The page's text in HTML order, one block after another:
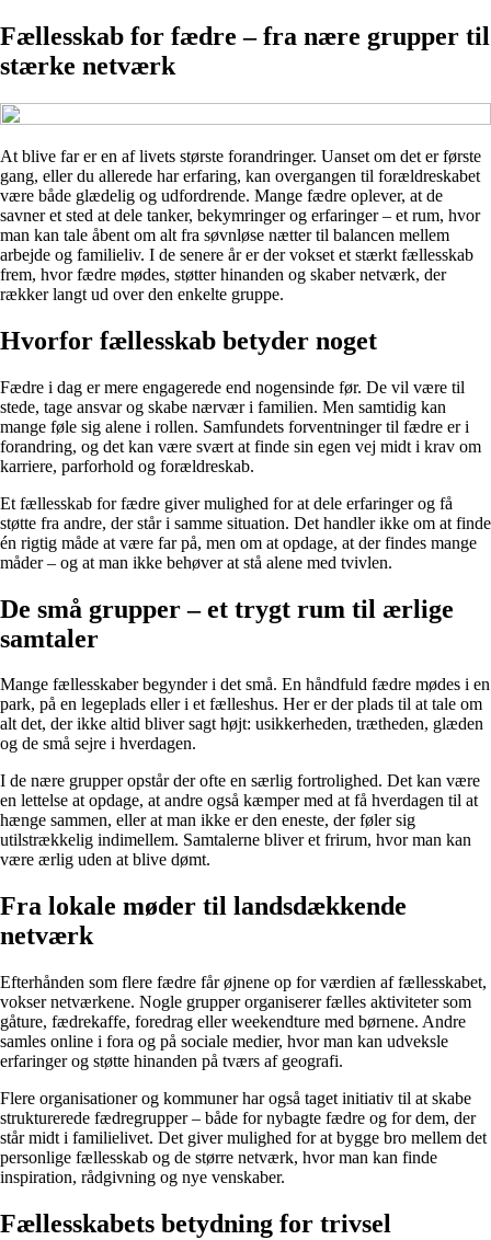
Fællesskab for fædre – fra nære grupper til
stærke netværk
At blive far er en af livets største forandringer. Uanset om det er første
gang, eller du allerede har erfaring, kan overgangen til forældreskabet
være både glædelig og udfordrende. Mange fædre oplever, at de
savner et sted at dele tanker, bekymringer og erfaringer – et rum, hvor
man kan tale åbent om alt fra søvnløse nætter til balancen mellem
arbejde og familieliv. I de senere år er der vokset et stærkt fællesskab
frem, hvor fædre mødes, støtter hinanden og skaber netværk, der
rækker langt ud over den enkelte gruppe.
Hvorfor fællesskab betyder noget
Fædre i dag er mere engagerede end nogensinde før. De vil være til
stede, tage ansvar og skabe nærvær i familien. Men samtidig kan
mange føle sig alene i rollen. Samfundets forventninger til fædre er i
forandring, og det kan være svært at finde sin egen vej midt i krav om
karriere, parforhold og forældreskab.
Et fællesskab for fædre giver mulighed for at dele erfaringer og få
støtte fra andre, der står i samme situation. Det handler ikke om at finde
én rigtig måde at være far på, men om at opdage, at der findes mange
måder – og at man ikke behøver at stå alene med tvivlen.
De små grupper – et trygt rum til ærlige
samtaler
Mange fællesskaber begynder i det små. En håndfuld fædre mødes i en
park, på en legeplads eller i et fælleshus. Her er der plads til at tale om
alt det, der ikke altid bliver sagt højt: usikkerheden, trætheden, glæden
og de små sejre i hverdagen.
I de nære grupper opstår der ofte en særlig fortrolighed. Det kan være
en lettelse at opdage, at andre også kæmper med at få hverdagen til at
hænge sammen, eller at man ikke er den eneste, der føler sig
utilstrækkelig indimellem. Samtalerne bliver et frirum, hvor man kan
være ærlig uden at blive dømt.
Fra lokale møder til landsdækkende
netværk
Efterhånden som flere fædre får øjnene op for værdien af fællesskabet,
vokser netværkene. Nogle grupper organiserer fælles aktiviteter som
gåture, fædrekaffe, foredrag eller weekendture med børnene. Andre
samles online i fora og på sociale medier, hvor man kan udveksle
erfaringer og støtte hinanden på tværs af geografi.
Flere organisationer og kommuner har også taget initiativ til at skabe
strukturerede fædregrupper – både for nybagte fædre og for dem, der
står midt i familielivet. Det giver mulighed for at bygge bro mellem det
personlige fællesskab og de større netværk, hvor man kan finde
inspiration, rådgivning og nye venskaber.
Fællesskabets betydning for trivsel